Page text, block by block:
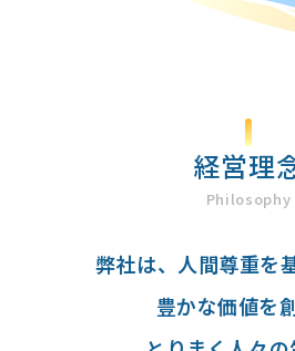
経営理
Philosophy
弊社は、人間尊重を
豊かな価値を